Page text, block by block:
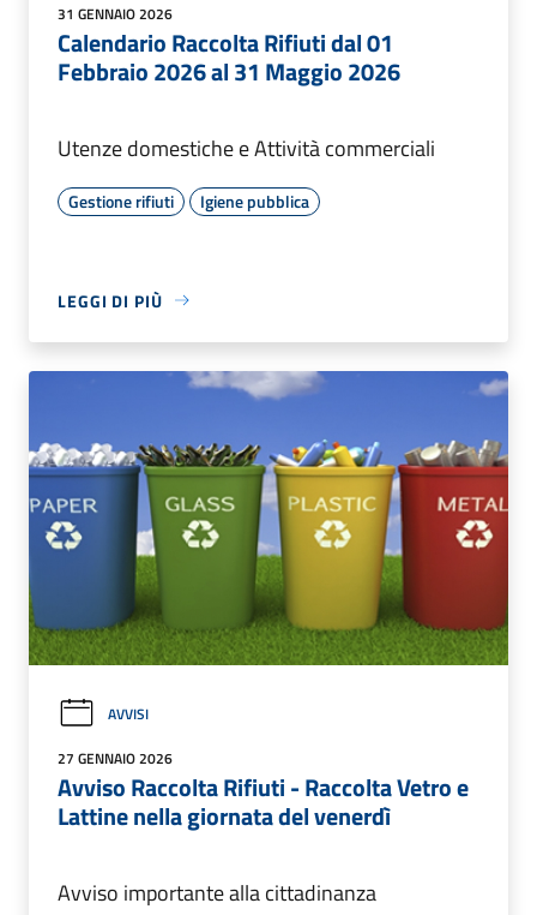
31 GENNAIO 2026
Calendario Raccolta Rifiuti dal 01
Febbraio 2026 al 31 Maggio 2026
Utenze domestiche e Attività commerciali
Gestione rifiuti Igiene pubblica
LEGGI DI PIÙ
AVVISI
27 GENNAIO 2026
Avviso Raccolta Rifiuti - Raccolta Vetro e
Lattine nella giornata del venerdì
Avviso importante alla cittadinanza